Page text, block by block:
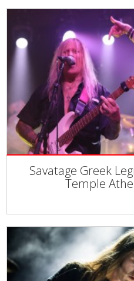
Savatage Greek
Temple